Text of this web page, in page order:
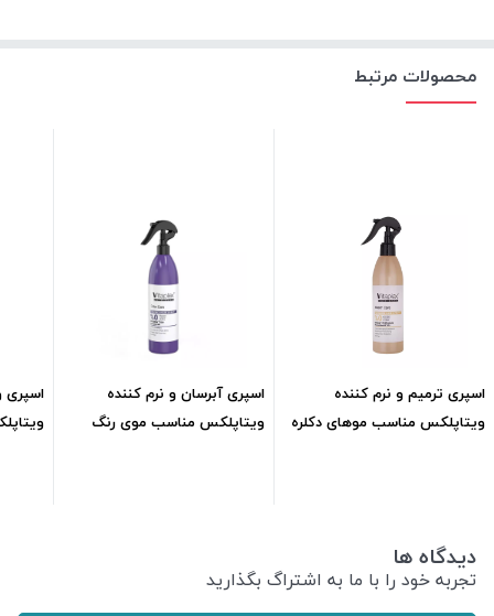
محصولات مرتبط
اسپری ترمیم و نرم کننده
ویتاپلکس مناسب موهای دکلره
اسپری آبرسان و نرم کننده
ویتاپلکس مناسب موی رنگ
اسپری
دیدگاه ها
تجربه خود را با ما به اشتراگ بگذارید